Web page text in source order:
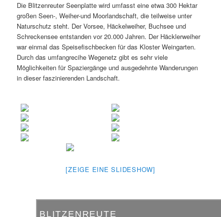
Die Blitzenreuter Seenplatte wird umfasst eine etwa 300 Hektar
großen Seen-, Weiher-und Moorlandschaft, die teilweise unter
Naturschutz steht. Der Vorsee, Häckelweiher, Buchsee und
Schreckensee entstanden vor 20.000 Jahren. Der Häcklerweiher
war einmal das Speisefischbecken für das Kloster Weingarten.
Durch das umfangrecihe Wegenetz gibt es sehr viele
Möglichkeiten für Spaziergänge und ausgedehnte Wanderungen
in dieser faszinierenden Landschaft.
[ZEIGE EINE SLIDESHOW]
BLITZENREUTE